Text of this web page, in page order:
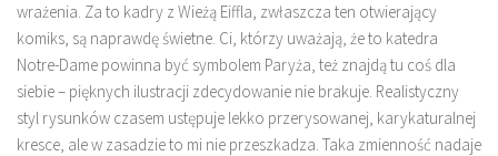
wrażenia. Za to kadry z Wieżą Eiffla, zwłaszcza ten otwierający
komiks, są naprawdę świetne. Ci, którzy uważają, że to katedra
Notre-Dame powinna być symbolem Paryża, też znajdą tu coś dla
siebie – pięknych ilustracji zdecydowanie nie brakuje. Realistyczny
styl rysunków czasem ustępuje lekko przerysowanej, karykaturalnej
kresce, ale w zasadzie to mi nie przeszkadza. Taka zmienność nadaje